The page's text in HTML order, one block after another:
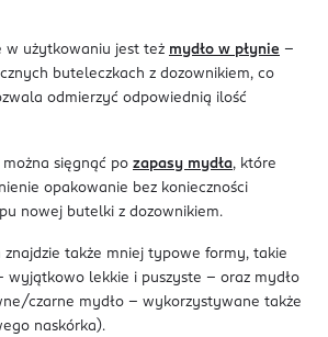
w użytkowaniu jest też mydło w płynie –
buteleczkach z dozownikiem, co
odmierzyć odpowiednią ilość
sięgnąć po zapasy mydła, które
opakowanie bez konieczności
nowej butelki z dozownikiem.
znajdzie także mniej typowe formy, takie
wyjątkowo lekkie i puszyste – oraz mydło
czarne mydło – wykorzystywane także
naskórka).